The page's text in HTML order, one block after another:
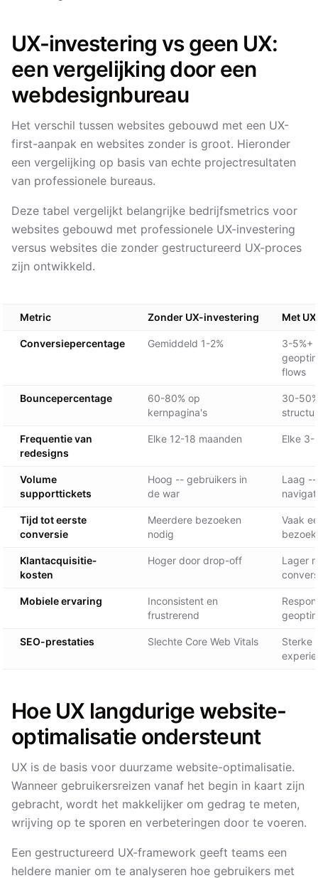
UX-investering vs geen UX:
een vergelijking door een
webdesignbureau
Het verschil tussen websites gebouwd met een UX-
first-aanpak en websites zonder is groot. Hieronder
een vergelijking op basis van echte projectresultaten
van professionele bureaus.
Deze tabel vergelijkt belangrijke bedrijfsmetrics voor
websites gebouwd met professionele UX-investering
versus websites die zonder gestructureerd UX-proces
zijn ontwikkeld.
Metric Zonder UX-investering Met
Conversiepercentage Gemiddeld 1-2%
3-5%+
flows
Bouncepercentage
60-80% op
kernpagina's
30-
Frequentie van
redesigns
Elke 12-18 maanden Elke 3-
Volume
supporttickets
Hoog -- gebruikers in
de war
Laag
Tijd tot eerste
conversie
Meerdere bezoeken
nodig
Vaak
bezoek
Klant­acquisitie­
kosten
Hoger door drop-off
Lager
Mobiele ervaring
Inconsistent en
frustrerend
SEO-prestaties Slechte Core Web Vitals
Sterke
Hoe UX langdurige website-
optimalisatie ondersteunt
UX is de basis voor duurzame website-optimalisatie.
Wanneer gebruikersreizen vanaf het begin in kaart zijn
gebracht, wordt het makkelijker om gedrag te meten,
wrijving op te sporen en verbeteringen door te voeren.
Een gestructureerd UX-framework geeft teams een
heldere manier om te analyseren hoe gebruikers met